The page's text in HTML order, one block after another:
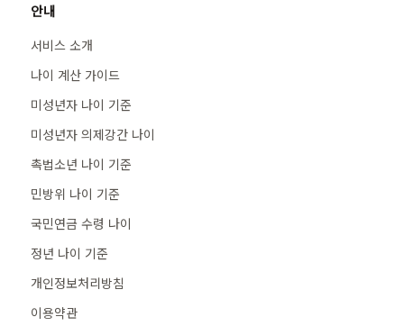
안내
서비스 소개
나이 계산 가이드
미성년자 나이 기준
미성년자 의제강간 나이
촉법소년 나이 기준
민방위 나이 기준
국민연금 수령 나이
정년 나이 기준
개인정보처리방침
이용약관